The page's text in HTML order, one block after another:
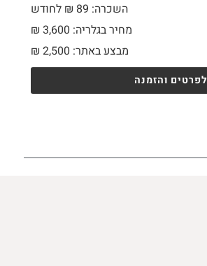
השכרה: 89 ₪ לחודש
מחיר בגלריה: 3,600 ₪
מבצע באתר:
₪ 2,500
לפרטים והזמנה